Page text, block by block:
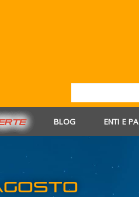
BLOG ENTI E PA